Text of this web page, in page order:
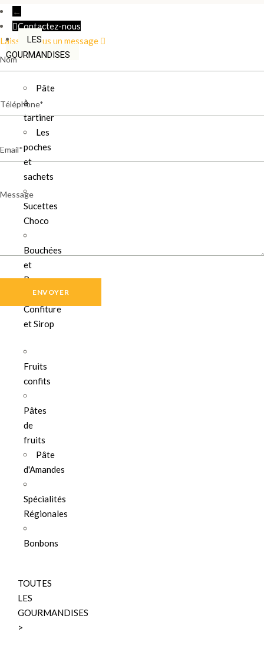
LES
GOURMANDISES
Pâte
à
tartiner
Les
poches
et
sachets
Sucettes
Choco
Bouchées
et
Barres
Confiture
et Sirop
Fruits
confits
Pâtes
de
fruits
Pâte
d'Amandes
Spécialités
Régionales
Bonbons
TOUTES
LES
GOURMANDISES
>
←
Contactez-nous
Laissez-nous un message
Nom
Téléphone
Email
Message